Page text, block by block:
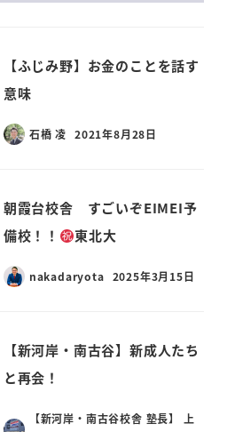
【ふじみ野】お金のことを話す
意味
石橋 凌 2021年8月28日
朝霞台校舎 すごいぞEIMEI予
備校！！
東北大
nakadaryota 2025年3月15日
【新河岸・南古谷】新成人たち
と再会！
【新河岸・南古谷校舎 塾長】 上